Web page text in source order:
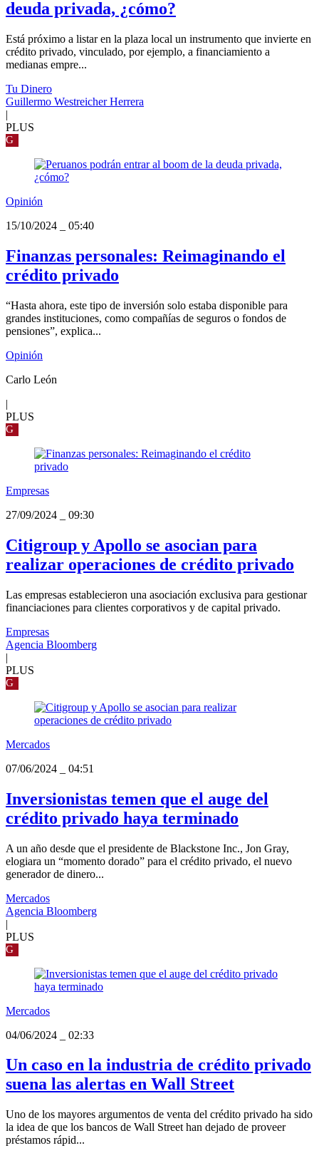
deuda privada, ¿cómo?
Está próximo a listar en la plaza local un instrumento que invierte en
crédito privado, vinculado, por ejemplo, a financiamiento a
medianas empre...
Tu Dinero
Guillermo Westreicher Herrera
|
PLUS
G
Opinión
15/10/2024
05:40
Finanzas personales: Reimaginando el
crédito privado
“Hasta ahora, este tipo de inversión solo estaba disponible para
grandes instituciones, como compañías de seguros o fondos de
pensiones”, explica...
Opinión
Carlo León
|
PLUS
G
Empresas
27/09/2024
09:30
Citigroup y Apollo se asocian para
realizar operaciones de crédito privado
Las empresas establecieron una asociación exclusiva para gestionar
financiaciones para clientes corporativos y de capital privado.
Empresas
Agencia Bloomberg
|
PLUS
G
Mercados
07/06/2024
04:51
Inversionistas temen que el auge del
crédito privado haya terminado
A un año desde que el presidente de Blackstone Inc., Jon Gray,
elogiara un “momento dorado” para el crédito privado, el nuevo
generador de dinero...
Mercados
Agencia Bloomberg
|
PLUS
G
Mercados
04/06/2024
02:33
Un caso en la industria de crédito privado
suena las alertas en Wall Street
Uno de los mayores argumentos de venta del crédito privado ha sido
la idea de que los bancos de Wall Street han dejado de proveer
préstamos rápid...